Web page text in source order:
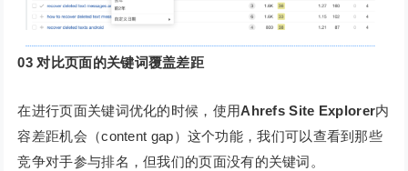
03 对比页面的关键词覆盖差距
在进行页面关键词优化的时候，使用Ahrefs Site Explorer内
容差距机会（content gap）这个功能，我们可以查看到那些
竞争对手参与排名，但我们的页面没有的关键词。